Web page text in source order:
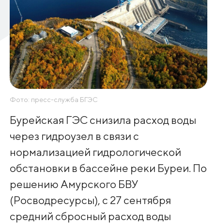
Фото: пресс-служба БГЭС
Бурейская ГЭС снизила расход воды
через гидроузел в связи с
нормализацией гидрологической
обстановки в бассейне реки Буреи. По
решению Амурского БВУ
(Росводресурсы), с 27 сентября
средний сбросный расход воды